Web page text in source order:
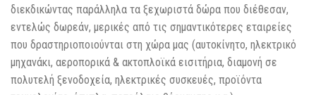
διεκδικώντας παράλληλα τα ξεχωριστά δώρα που διέθεσαν,
εντελώς δωρεάν, μερικές από τις σημαντικότερες εταιρείες
που δραστηριοποιούνται στη χώρα μας (αυτοκίνητο, ηλεκτρικό
μηχανάκι, αεροπορικά & ακτοπλοϊκά εισιτήρια, διαμονή σε
πολυτελή ξενοδοχεία, ηλεκτρικές συσκευές, προϊόντα